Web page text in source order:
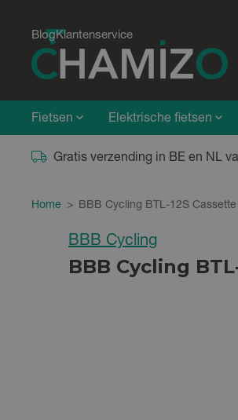
BlogKlantenservice
Fietsen Elektrische fietsen
Gratis verzending in BE en NL
Home > BBB Cycling BTL-12S
BBB Cycling
BBB Cycling